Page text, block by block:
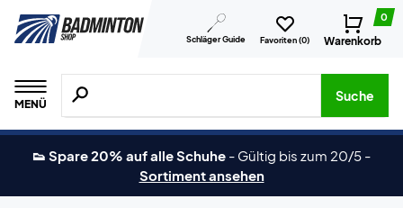
Schläger Guide Favoriten (0)
0
Warenkorb
MENÜ
Suche nach Produkten, Marken usw.
Suche
👟 Spare 20% auf alle Schuhe - Gültig bis zum 20/5 -
Sortiment ansehen